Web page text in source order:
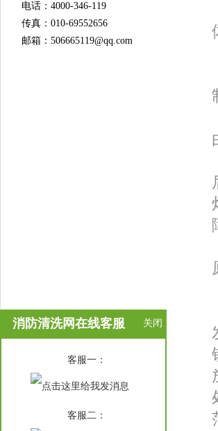
电话：4000-346-119
传真：010-69552656
邮箱：506665119@qq.com
消防清洗网在线客服 关闭
客服一：
客服二：